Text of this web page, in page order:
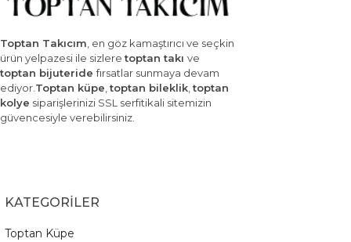
Toptan Takıcım, en göz kamaştırıcı ve seçkin
ürün yelpazesi ile sizleretoptan takı ve
toptan bijuteridefırsatlar sunmaya devam
ediyor.Toptan küpe,toptan bileklik,toptan
kolye siparişlerinizi SSL serfitikali sitemizin
güvencesiyle verebilirsiniz.
KATEGORİLER
Toptan Küpe